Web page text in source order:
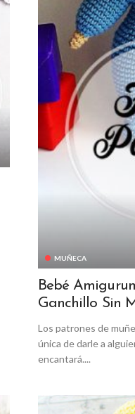
MUÑECA
Bebé
Ganchillo Sin
Los patrones de
única de darle a
encantará....